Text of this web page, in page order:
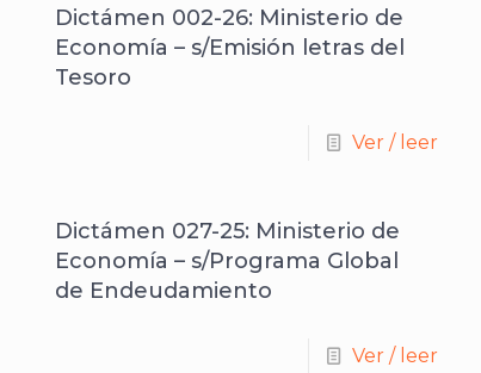
Dictámen 002-26: Ministerio de
Economía – s/Emisión letras del
Tesoro
Ver / leer
Dictámen 027-25: Ministerio de
Economía – s/Programa Global
de Endeudamiento
Ver / leer